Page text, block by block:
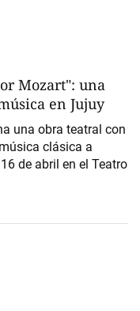
Mozart": una
en Jujuy
una obra teatral con
clásica a
de abril en el Teatro